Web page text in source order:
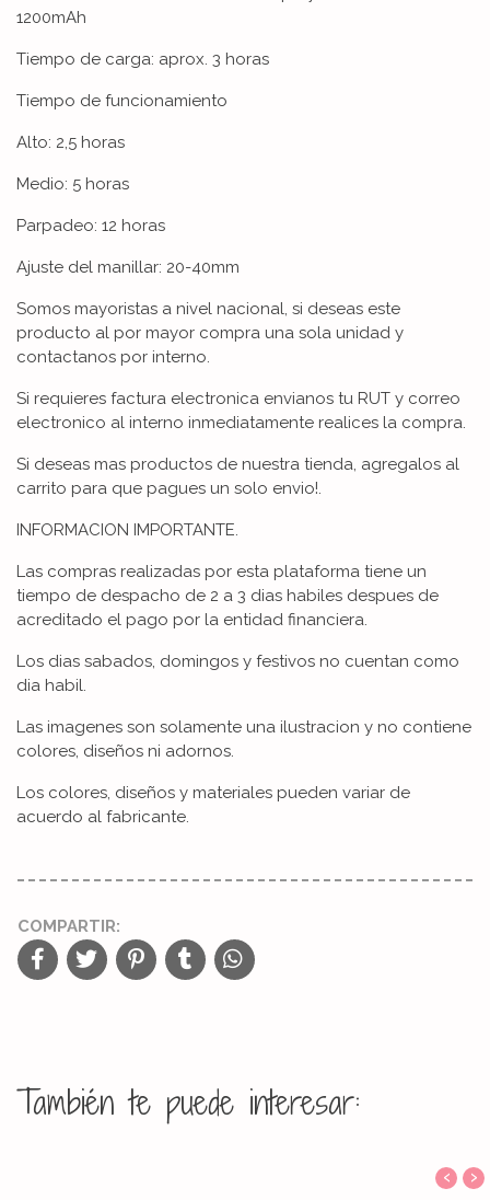
1200mAh
Tiempo de carga: aprox. 3 horas
Tiempo de funcionamiento
Alto: 2,5 horas
Medio: 5 horas
Parpadeo: 12 horas
Ajuste del manillar: 20-40mm
Somos mayoristas a nivel nacional, si deseas este
producto al por mayor compra una sola unidad y
contactanos por interno.
Si requieres factura electronica envianos tu RUT y correo
electronico al interno inmediatamente realices la compra.
Si deseas mas productos de nuestra tienda, agregalos al
carrito para que pagues un solo envio!.
INFORMACION IMPORTANTE.
Las compras realizadas por esta plataforma tiene un
tiempo de despacho de 2 a 3 dias habiles despues de
acreditado el pago por la entidad financiera.
Los dias sabados, domingos y festivos no cuentan como
dia habil.
Las imagenes son solamente una ilustracion y no contiene
colores, diseños ni adornos.
Los colores, diseños y materiales pueden variar de
acuerdo al fabricante.
COMPARTIR:
También te puede interesar:
‹ ›